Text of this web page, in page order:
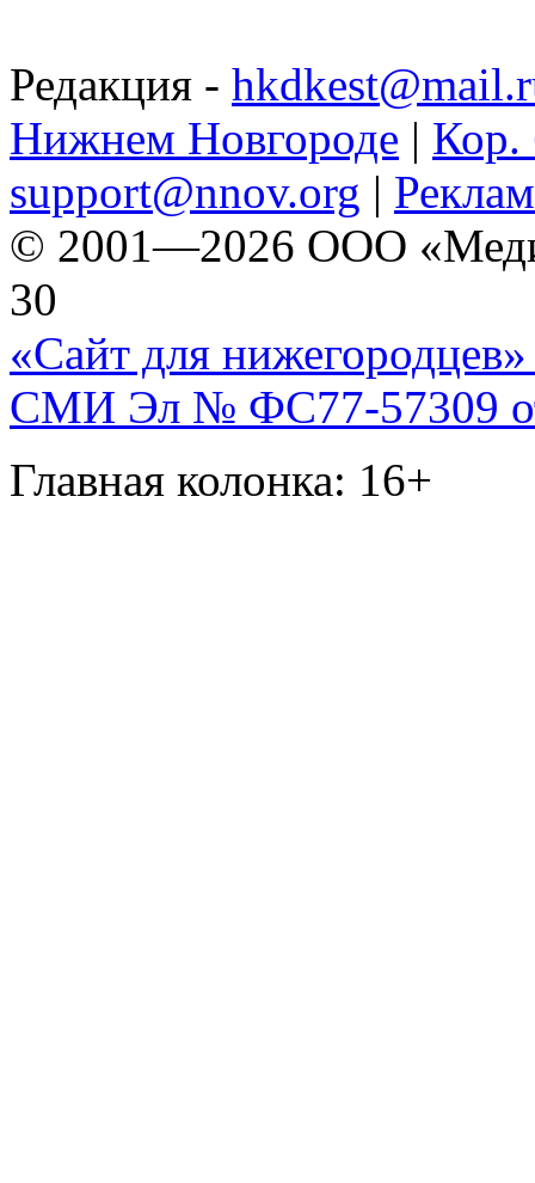
Редакция -
Нижнем Новгороде | Кор.
support@nnov.org |
© 2001—2026 ООО
30
«Сайт для нижегородцев»
СМИ Эл № ФС77-57309
Главная колонка: 16+